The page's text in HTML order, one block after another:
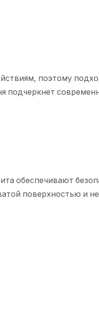
поэтому
подчеркнет
обеспечивают
поверхностью и